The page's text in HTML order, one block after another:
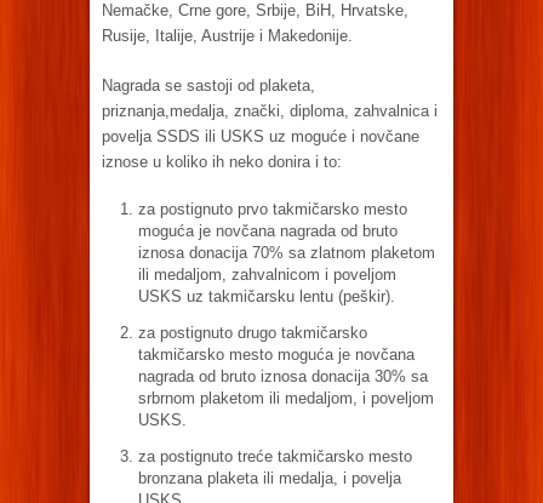
Nemačke, Crne gore, Srbije, BiH, Hrvatske,
Rusije, Italije, Austrije i Makedonije.
Nagrada se sastoji od plaketa,
priznanja,medalja, znački, diploma, zahvalnica i
povelja SSDS ili USKS uz moguće i novčane
iznose u koliko ih neko donira i to:
za postignuto prvo takmičarsko mesto
moguća je novčana nagrada od bruto
iznosa donacija 70% sa zlatnom plaketom
ili medaljom, zahvalnicom i poveljom
USKS uz takmičarsku lentu (peškir).
za postignuto drugo takmičarsko
takmičarsko mesto moguća je novčana
nagrada od bruto iznosa donacija 30% sa
srbrnom plaketom ili medaljom, i poveljom
USKS.
za postignuto treće takmičarsko mesto
bronzana plaketa ili medalja, i povelja